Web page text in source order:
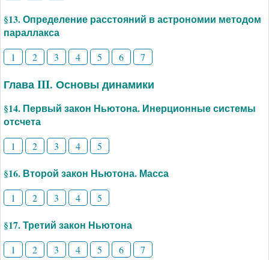
§13. Определение расстояний в астрономии методом
параллакса
1 2 3 4 5 6 7
Глава III. Основы динамики
§14. Первый закон Ньютона. Инерционные системы
отсчета
1 2 3 4 5
§16. Второй закон Ньютона. Масса
1 2 3 4 5
§17. Третий закон Ньютона
1 2 3 4 5 6 7